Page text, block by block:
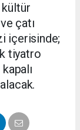
kültür
çatı
içerisinde;
tiyatro